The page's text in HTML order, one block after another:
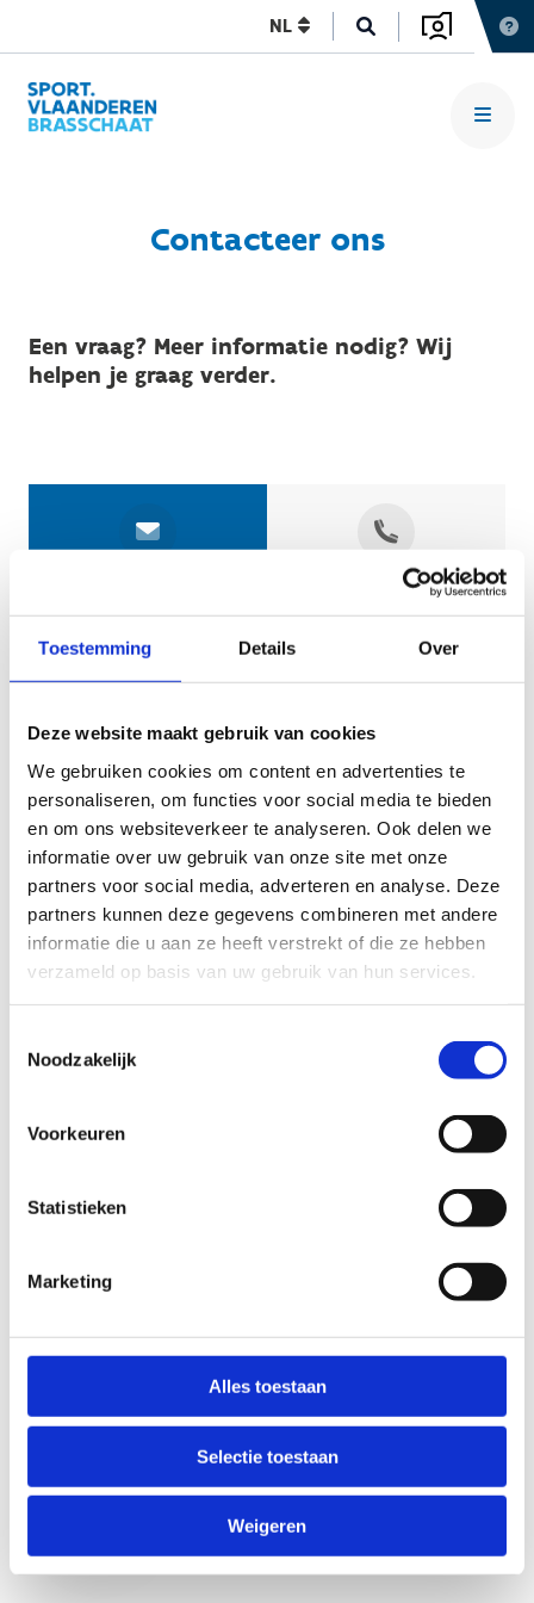
Toestemming Details Over
Deze website maakt gebruik van cookies
We gebruiken cookies om content en advertenties te
personaliseren, om functies voor social media te bieden
en om ons websiteverkeer te analyseren. Ook delen we
informatie over uw gebruik van onze site met onze
partners voor social media, adverteren en analyse. Deze
partners kunnen deze gegevens combineren met andere
informatie die u aan ze heeft verstrekt of die ze hebben
verzameld op basis van uw gebruik van hun services.
Noodzakelijk
Voorkeuren
Statistieken
Marketing
Alles toestaan
Selectie toestaan
Weigeren
NL
Contacteer ons
Een vraag? Meer informatie nodig? Wij
helpen je graag verder.
Geef aan tot welk domein jouw vraag behoort
KIES EEN DOMEIN
Jouw vraag
Anti-Robot Verification
Click to start verification
Verzend